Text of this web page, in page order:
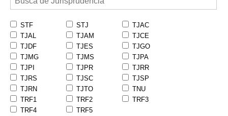
STF STJ
TJAC
TJAL
TJAM
TJCE
TJDF
TJES
TJGO
TJMG
TJMS
TJPA
TJPI
TJPR
TJRR
TJRS
TJSC
TJSP
TJRN
TJTO
TNU
TRF1
TRF2
TRF3
TRF4
TRF5